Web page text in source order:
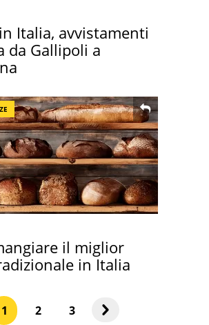
Italia, avvistamenti
da Gallipoli a
il miglior
in Italia
1 2 3